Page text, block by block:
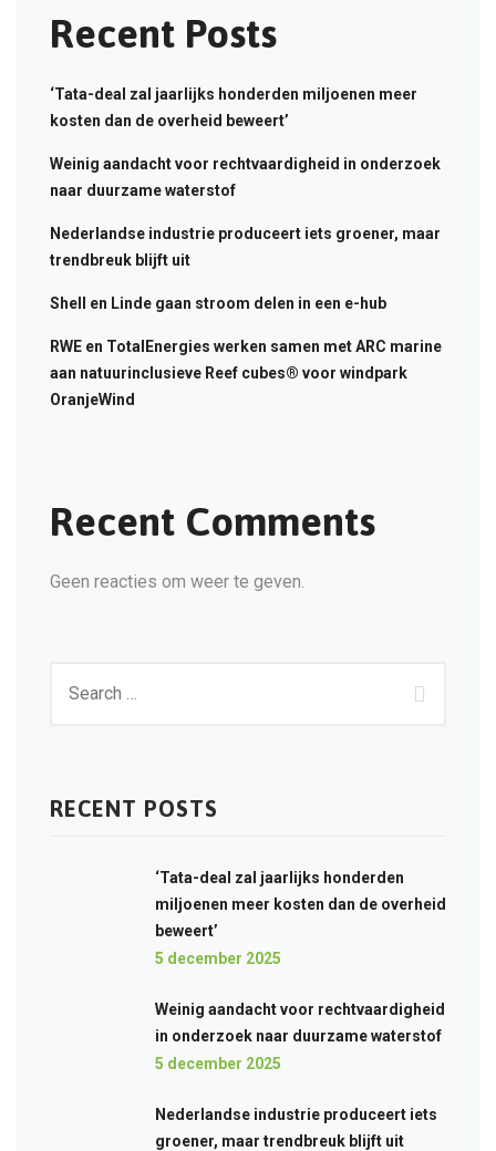
Recent Posts
‘Tata-deal zal jaarlijks honderden miljoenen meer
kosten dan de overheid beweert’
Weinig aandacht voor rechtvaardigheid in onderzoek
naar duurzame waterstof
Nederlandse industrie produceert iets groener, maar
trendbreuk blijft uit
Shell en Linde gaan stroom delen in een e-hub
RWE en TotalEnergies werken samen met ARC marine
aan natuurinclusieve Reef cubes® voor windpark
OranjeWind
Recent Comments
Geen reacties om weer te geven.
RECENT POSTS
‘Tata-deal zal jaarlijks honderden
miljoenen meer kosten dan de overheid
beweert’
5 december 2025
Weinig aandacht voor rechtvaardigheid
in onderzoek naar duurzame waterstof
5 december 2025
Nederlandse industrie produceert iets
groener, maar trendbreuk blijft uit